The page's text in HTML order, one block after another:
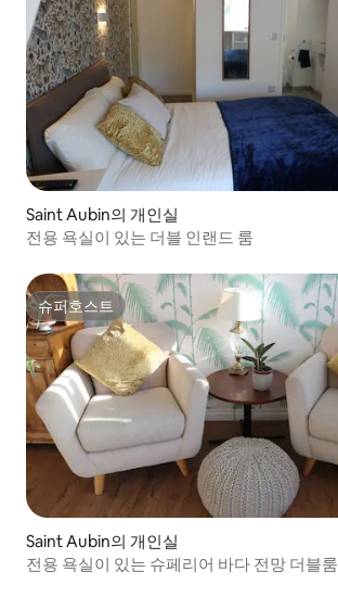
Saint Aubin의 개인실
전용 욕실이 있는 더블 인랜드 룸
슈퍼호스트
슈퍼호스트
Saint Aubin의 개인실
전용 욕실이 있는 슈페리어 바다 전망 더블룸